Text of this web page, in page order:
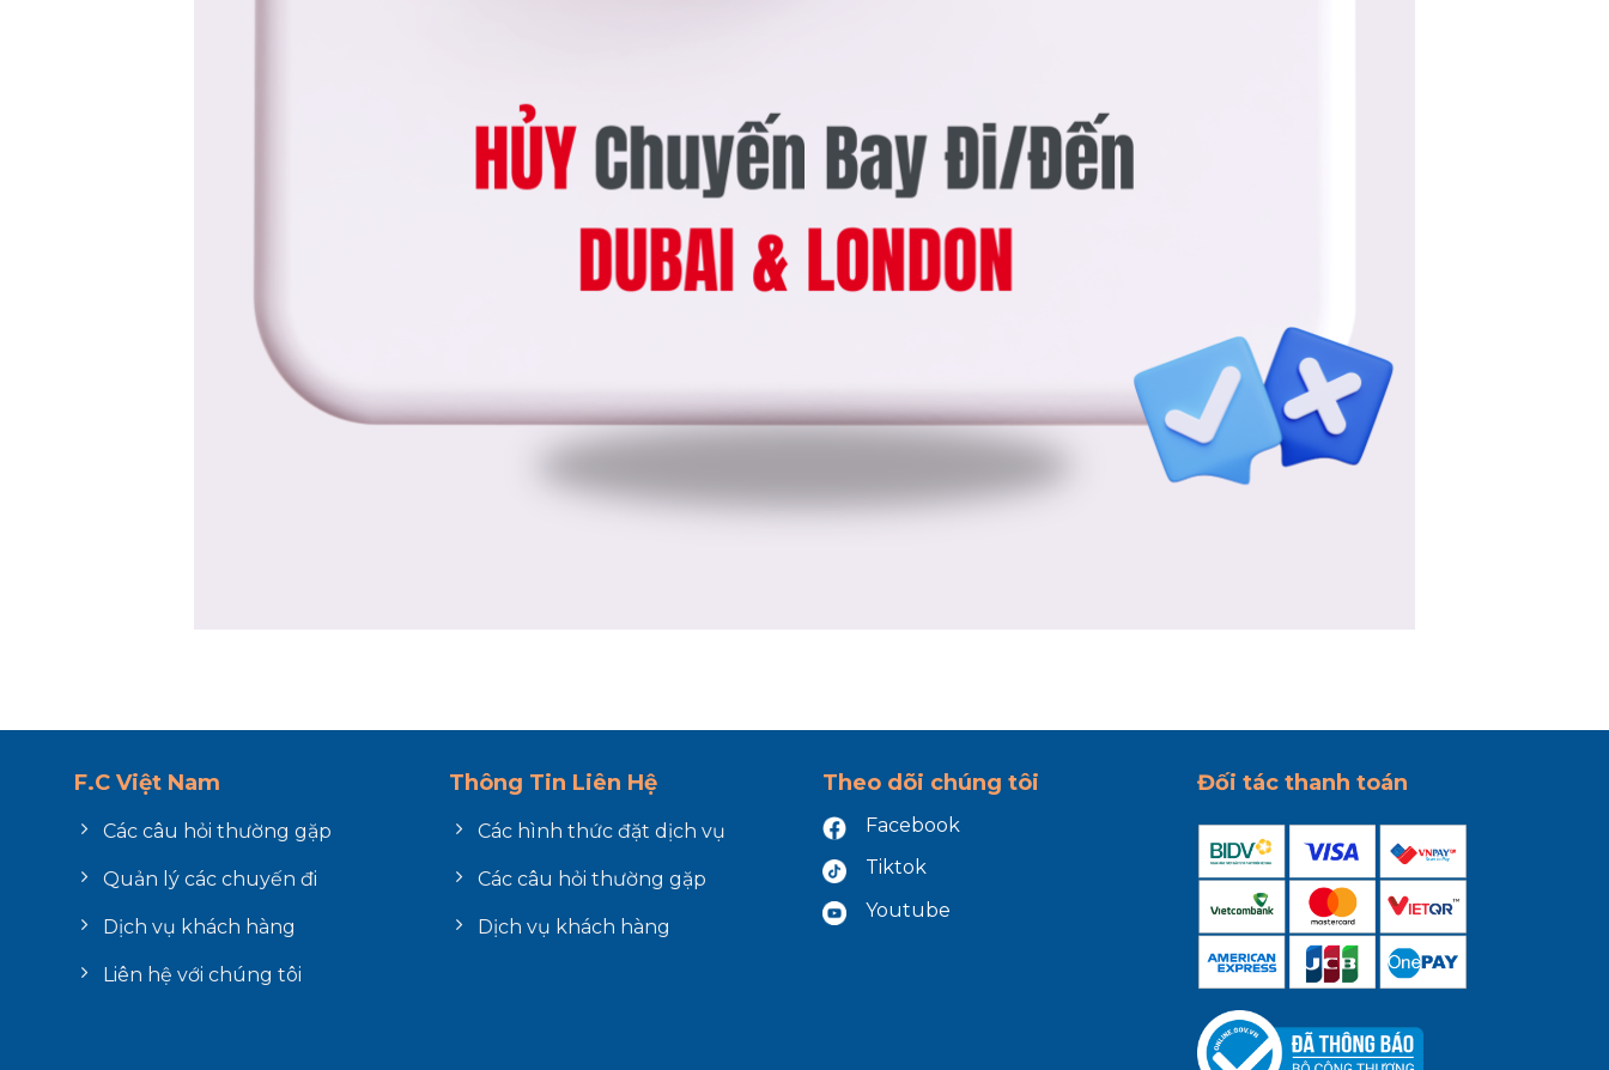
F.C Việt Nam
Các câu hỏi thường gặp
Quản lý các chuyến đi
Dịch vụ khách hàng
Liên hệ với chúng tôi
Thông Tin Liên Hệ
Các hình thức đặt dịch vụ
Các câu hỏi thường gặp
Dịch vụ khách hàng
Theo dõi chúng tôi
Facebook
Tiktok
Youtube
Đối tác thanh toán